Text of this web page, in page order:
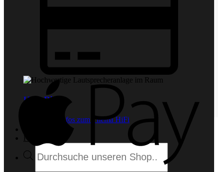
HiFi Blog
Spannende Infos zum Thema HiFi
Kontakt
Products
search